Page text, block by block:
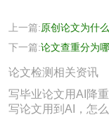
上一篇:原创论文为什
下一篇:论文查重分为
论文检测相关资讯
写毕业论文用AI降
写论文用到AI，怎